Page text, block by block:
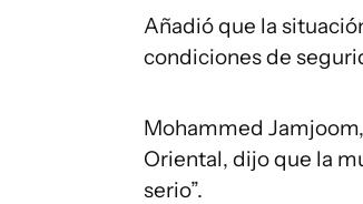
Añadió que la
condiciones de
Mohammed
Oriental, dijo que la
serio”.